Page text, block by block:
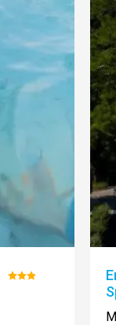
Hodnotenie: